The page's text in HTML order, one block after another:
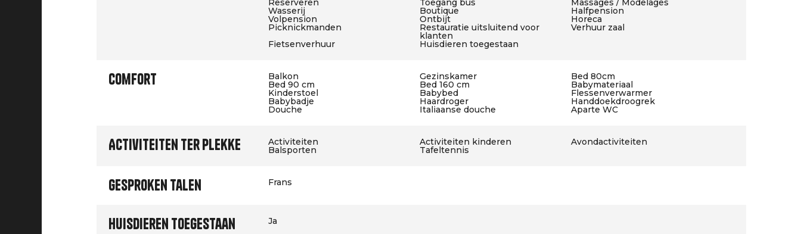
Reserveren Toegang bus Massages / Modelages
Wasserij Boutique Halfpension
Volpension Ontbijt Horeca
Picknickmanden Restauratie uitsluitend voor
klanten
Verhuur zaal
Fietsenverhuur
Huisdieren toegestaan
Comfort Balkon Gezinskamer Bed 80cm
Bed 90 cm Bed 160 cm Babymateriaal
Kinderstoel Babybed Flessenverwarmer
Babybadje Haardroger Handdoekdroogrek
Douche Italiaanse douche Aparte WC
Activiteiten ter plekke Activiteiten Activiteiten kinderen Avondactiviteiten
Balsporten Tafeltennis
Gesproken talen Frans
Huisdieren toegestaan Ja